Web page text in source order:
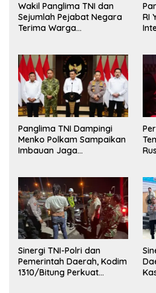
Wakil Panglima TNI dan
Sejumlah Pejabat Negara
Terima Warga
RI
Panglima TNI Dampingi
Menko Polkam Sampaikan
Imbauan Jaga
Sinergi TNI-Polri dan
Pemerintah Daerah, Kodim
1310/Bitung Perkuat